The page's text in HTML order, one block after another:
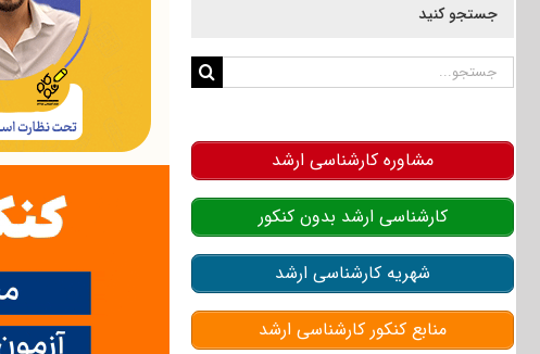
جستجو کنید
جستجو
مشاوره کارشناسی ارشد
کارشناسی ارشد بدون کنکور
شهریه کارشناسی ارشد
منابع کنکور کارشناسی ارشد